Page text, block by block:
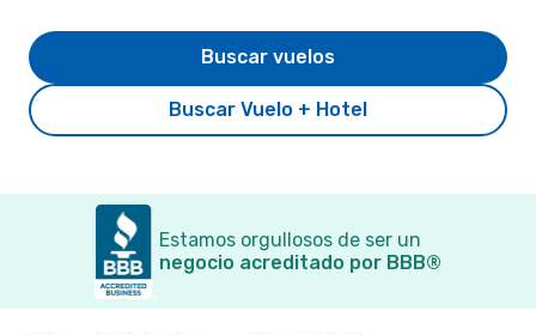
Buscar Vuelo + Hotel
Buscar vuelos
Estamos orgullosos de ser un
negocio acreditado por BBB®